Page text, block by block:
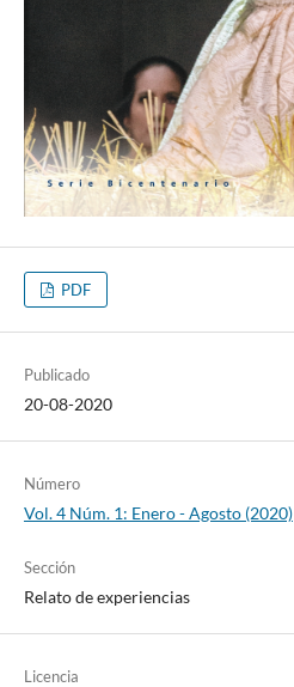
PDF
Publicado
20-08-2020
Número
Vol. 4 Núm. 1: Enero - Agosto (2020)
Sección
Relato de experiencias
Licencia